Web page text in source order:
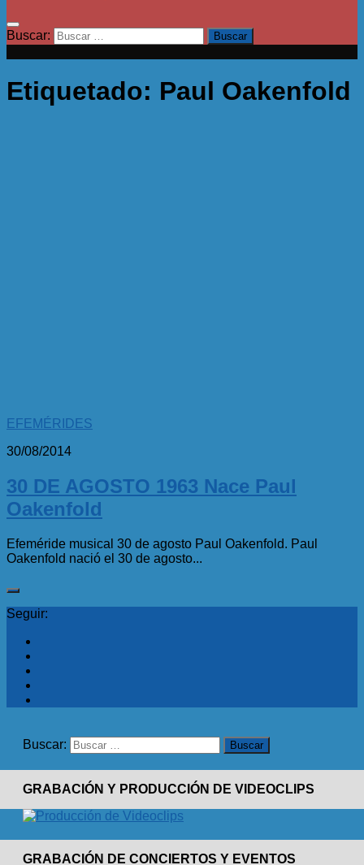
Buscar:
Etiquetado: Paul Oakenfold
EFEMÉRIDES
30/08/2014
30 DE AGOSTO 1963 Nace Paul
Oakenfold
Efeméride musical 30 de agosto Paul Oakenfold. Paul
Oakenfold nació el 30 de agosto...
Seguir:
Buscar:
GRABACIÓN Y PRODUCCIÓN DE VIDEOCLIPS
GRABACIÓN DE CONCIERTOS Y EVENTOS